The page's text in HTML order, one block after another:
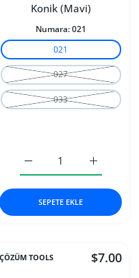
Sivri Konik (Mavi) 012 için
012 için adedi artırın
Konik (Mavi)
Numara:021
021
027
033
Elmas
Elmas Florantin Oval
SEPETE EKLE
ÇÖZÜM TOOLS $7.00